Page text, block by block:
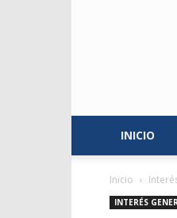
INICIO
Inicio
INTERÉS